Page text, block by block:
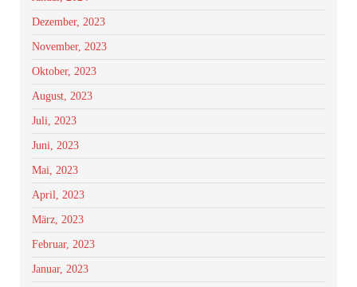
Dezember, 2023
November, 2023
Oktober, 2023
August, 2023
Juli, 2023
Juni, 2023
Mai, 2023
April, 2023
März, 2023
Februar, 2023
Januar, 2023